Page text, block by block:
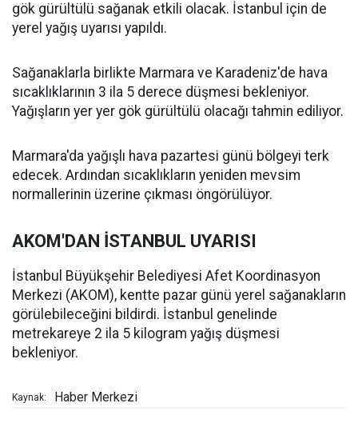
gök gürültülü sağanak etkili olacak. İstanbul için de
yerel yağış uyarısı yapıldı.
Sağanaklarla birlikte Marmara ve Karadeniz'de hava
sıcaklıklarının 3 ila 5 derece düşmesi bekleniyor.
Yağışların yer yer gök gürültülü olacağı tahmin ediliyor.
Marmara'da yağışlı hava pazartesi günü bölgeyi terk
edecek. Ardından sıcaklıkların yeniden mevsim
normallerinin üzerine çıkması öngörülüyor.
AKOM'DAN İSTANBUL UYARISI
İstanbul Büyükşehir Belediyesi Afet Koordinasyon
Merkezi (AKOM), kentte pazar günü yerel sağanakların
görülebileceğini bildirdi. İstanbul genelinde
metrekareye 2 ila 5 kilogram yağış düşmesi
bekleniyor.
Kaynak: Haber Merkezi